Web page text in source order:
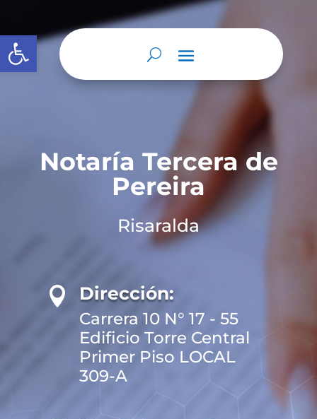
Abrir barra de herramientas
Notaría Tercera de
Pereira
Risaralda
 Dirección:
Carrera 10 N° 17 - 55
Edificio Torre Central
Primer Piso LOCAL
309-A